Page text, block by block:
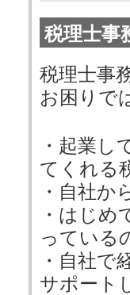
税理士事
税理士事
お困りで
・起業し
てくれる
・自社か
・はじめ
っている
・自社で
サポート